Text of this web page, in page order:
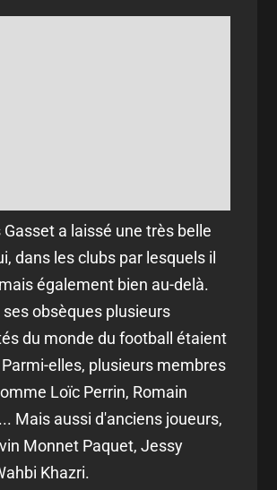
a laissé une très belle
dans les clubs par lesquels il
également bien au-delà.
ses obsèques plusieurs
du monde du football étaient
elles, plusieurs membres
Loïc Perrin, Romain
Mais aussi d'anciens joueurs,
Monnet Paquet, Jessy
Khazri.